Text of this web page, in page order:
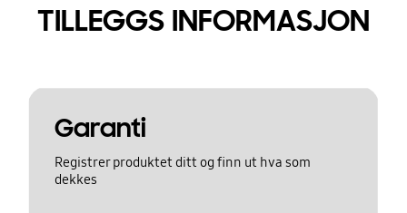
TILLEGGS INFORMASJON
Garanti
Registrer produktet ditt og finn ut hva som
dekkes